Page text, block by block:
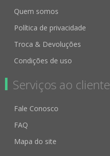
Quem somos
Política de privacidade
Troca & Devoluções
Condições de uso
Serviços ao cliente
Fale Conosco
FAQ
Mapa do site